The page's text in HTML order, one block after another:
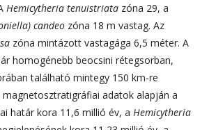
Hemicytheria tenuistriata zóna 29, a
candeo zóna 18 m vastag. Az
zóna mintázott vastagága 6,5 méter. A
homogénebb beocsini rétegsorban,
található mintegy 150 km-re
magnetosztratigráfiai adatok alapján a
határ kora 11,6 millió év, a Hemicytheria